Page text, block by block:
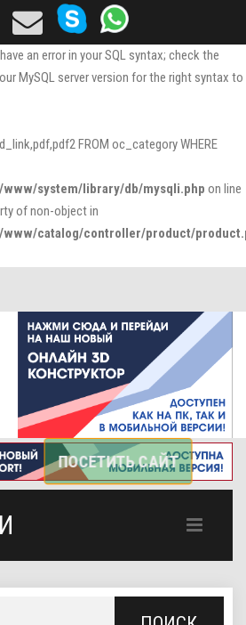
in
www/catalog/controller/product/
an error in your SQL syntax; check the
MySQL server version for the right syntax to
FROM oc_category WHERE
system/library/db/mysqli.php on line
of non-object in
catalog/controller/product/